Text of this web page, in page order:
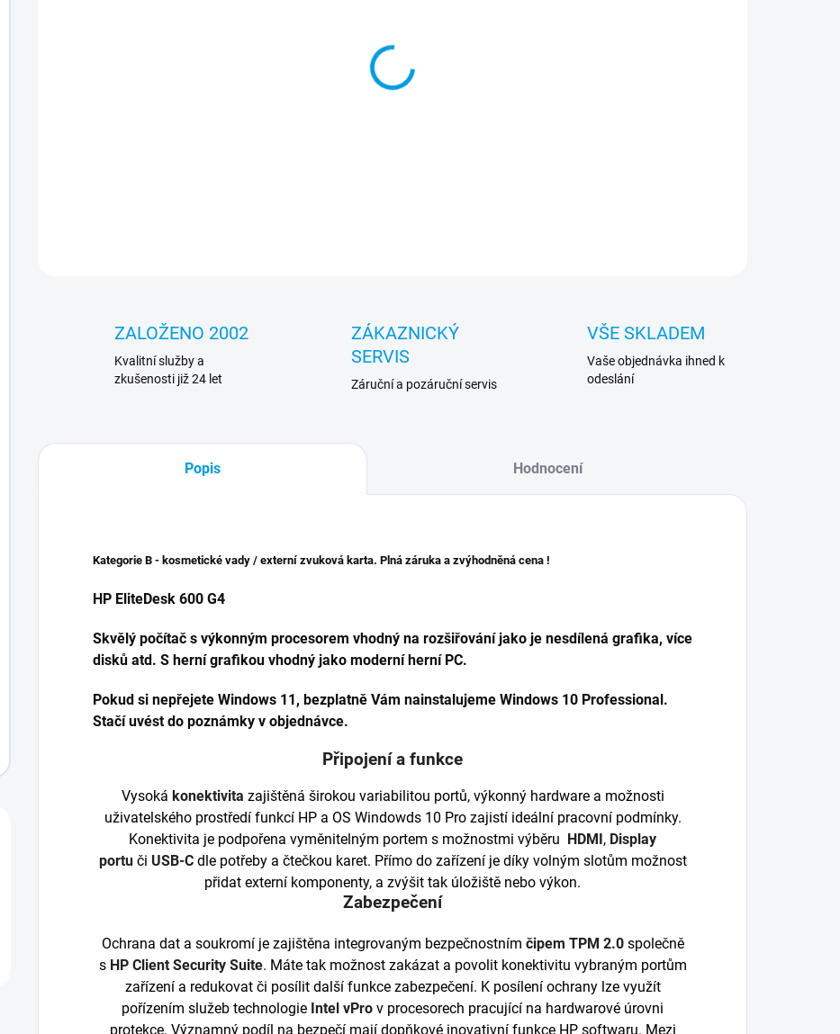
SSD, možnost přidání dalšího disku a jiných rozšíření.
ZALOŽENO 2002
Kvalitní služby a
zkušenosti již 24 let
ZÁKAZNICKÝ
SERVIS
Záruční a pozáruční servis
VŠE SKLADEM
Vaše objednávka ihned k
odeslání
Popis Hodnocení
Kategorie B - kosmetické vady / externí zvuková karta. Plná záruka a zvýhodněná cena !
HP EliteDesk 600 G4
Skvělý počítač s výkonným procesorem vhodný na rozšiřování jako je nesdílená grafika, více
disků atd. S herní grafikou vhodný jako moderní herní PC.
Pokud si nepřejete Windows 11, bezplatně Vám nainstalujeme Windows 10 Professional.
Stačí uvést do poznámky v objednávce.
Připojení a funkce
Vysoká konektivita zajištěná širokou variabilitou portů, výkonný hardware a možnosti
uživatelského prostředí funkcí HP a OS Windowds 10 Pro zajistí ideální pracovní podmínky.
Konektivita je podpořena vyměnitelným portem s možnostmi výběru HDMI, Display
portuči USB-Cdle potřeby a čtečkou karet. Přímo do zařízení je díky volným slotům možnost
přidat externí komponenty, a zvýšit tak úložiště nebo výkon.
Zabezpečení
Ochrana dat a soukromí je zajištěna integrovaným bezpečnostním čipem TPM 2.0společně
s HP Client Security Suite. Máte tak možnost zakázat a povolit konektivitu vybraným portům
zařízení a redukovat či posílit další funkce zabezpečení. K posílení ochrany lze využít
pořízením služeb technologie Intel vPro v procesorech pracující na hardwarové úrovni
protekce. Významný podíl na bezpečí mají dopňkové inovativní funkce HP softwaru. Mezi